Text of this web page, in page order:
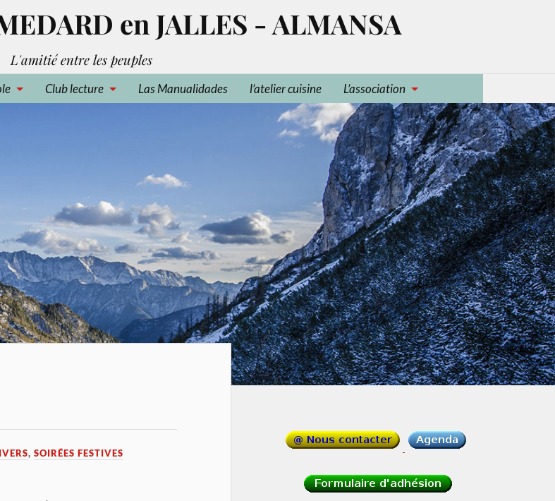
en JALLES - ALMANSA
L'amitié entre les peuples
Club lecture Las Manualidades l’atelier cuisine L’association
,SOIRÉES FESTIVES